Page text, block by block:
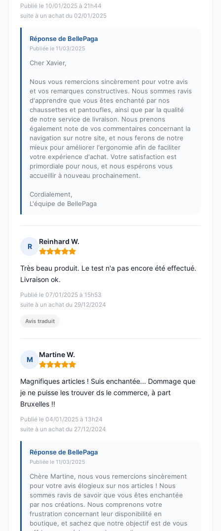
Publié le 10/01/2025 à 21h44
suite à un achat du 02/01/2025
Réponse de BellePaga
Publiée le 11/03/2025
Cher Xavier,
Nous vous remercions sincèrement pour votre avis
et vos remarques constructives. Nous sommes ravis
d'apprendre que vous êtes enchanté par nos
chaussettes et pantoufles, ainsi que par la qualité
de notre service de livraison. Nous prenons
également note de vos commentaires concernant la
navigation sur notre site, et nous ferons de notre
mieux pour améliorer l'ergonomie afin de faciliter
votre expérience d'achat. Votre satisfaction est
primordiale pour nous, et nous espérons vous
accueillir à nouveau prochainement.
Cordialement,
L'équipe de BellePaga
R
Reinhard W.
Note : 5 sur 5
Publié le 07/01/2025 à 15h53
suite à un achat du 29/12/2024
Très beau produit. Le test n'a pas encore été effectué.
Livraison ok.
Avis traduit
M
Martine W.
Note : 5 sur 5
Publié le 04/01/2025 à 13h24
suite à un achat du 27/12/2024
Magnifiques articles ! Suis enchantée... Dommage que
je ne puisse les trouver ds le commerce, à part
Bruxelles !!
Réponse de BellePaga
Publiée le 11/03/2025
Chère Martine, nous vous remercions sincèrement
pour votre avis élogieux sur nos articles ! Nous
sommes ravis de savoir que vous êtes enchantée
par nos créations. Nous comprenons votre
frustration concernant leur disponibilité en
boutique, et sachez que notre objectif est de vous